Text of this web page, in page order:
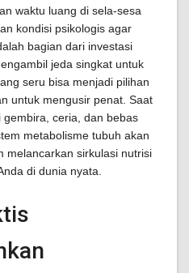
waktu luang di sela-sesa
kondisi psikologis agar
bagian dari investasi
jeda singkat untuk
seru bisa menjadi pilihan
untuk mengusir penat. Saat
ceria, dan bebas
metabolisme tubuh akan
melancarkan sirkulasi nutrisi
di dunia nyata.